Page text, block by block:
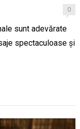
0
sunt adevărate
spectaculoase și